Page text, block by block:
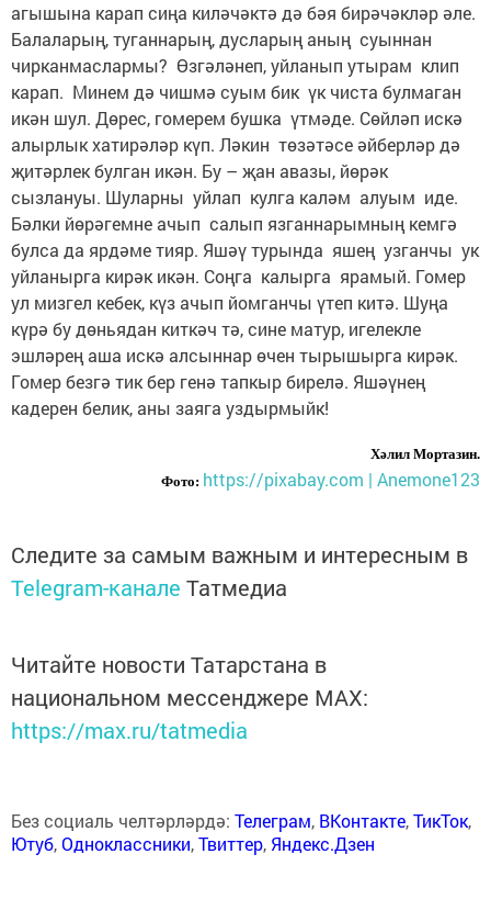
агышына карап сиңа киләчәктә дә бәя бирәчәкләр әле.
Балаларың, туганнарың, дусларың аның суыннан
чирканмаслармы? Өзгәләнеп, уйланып утырам клип
карап. Минем дә чишмә суым бик үк чиста булмаган
икән шул. Дөрес, гомерем бушка үтмәде. Сөйләп искә
алырлык хатирәләр күп. Ләкин төзәтәсе әйберләр дә
җитәрлек булган икән. Бу – җан авазы, йөрәк
сызлануы. Шуларны уйлап кулга каләм алуым иде.
Бәлки йөрәгемне ачып салып язганнарымның кемгә
булса да ярдәме тияр. Яшәү турында яшең узганчы ук
уйланырга кирәк икән. Соңга калырга ярамый. Гомер
ул мизгел кебек, күз ачып йомганчы үтеп китә. Шуңа
күрә бу дөньядан киткәч тә, сине матур, игелекле
эшләрең аша искә алсыннар өчен тырышырга кирәк.
Гомер безгә тик бер генә тапкыр бирелә. Яшәүнең
кадерен белик, аны заяга уздырмыйк!
Хәлил Мортазин.
Фото: https://pixabay.com | Anemone123
Следите за самым важным и интересным в
Telegram-канале Татмедиа
Читайте новости Татарстана в
национальном мессенджере MАХ:
https://max.ru/tatmedia
Без социаль челтәрләрдә: Телеграм, ВКонтакте,ТикТок,
Ютуб,Одноклассники,Твиттер, Яндекс.Дзен